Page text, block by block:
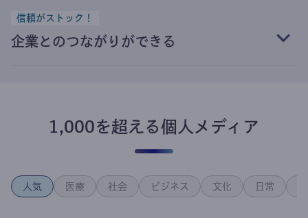
信頼がストック！
企業とのつながりができる
1,000を超える個人メディア
人気 医療 社会 ビジネス 文化 日常